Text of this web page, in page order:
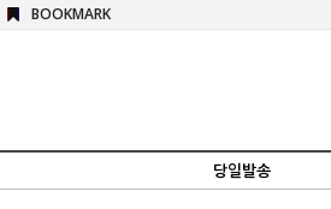
BOOKMARK
당일발송